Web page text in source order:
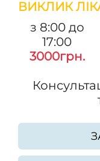
ВИКЛИК
з 8:00 до
17:00
3000грн.